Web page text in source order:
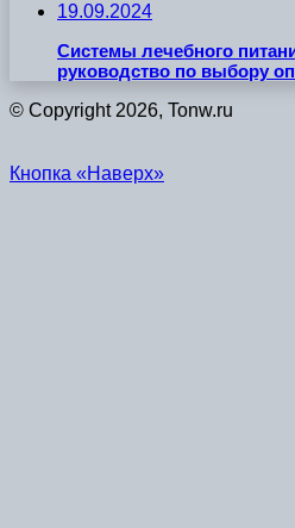
19.09.2024
Системы лечебного
руководство по выбору
© Copyright 2026, Tonw.ru
Кнопка «Наверх»